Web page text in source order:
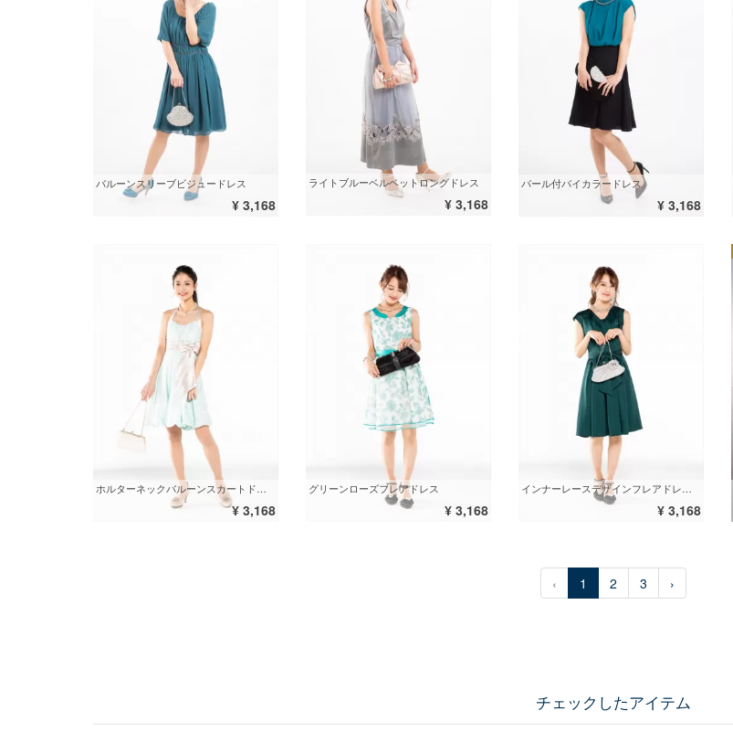
バルーンスリーブビジュードレス
¥ 3,168
ライトブルーベルベットロングドレス
¥ 3,168
パール付バイカラードレス
¥ 3,168
ホルターネックバルーンスカートドレス
¥ 3,168
グリーンローズフレアドレス
¥ 3,168
インナーレースデザインフレアドレス グリーン
¥ 3,168
‹ 1 2 3 ›
チェックしたアイテム